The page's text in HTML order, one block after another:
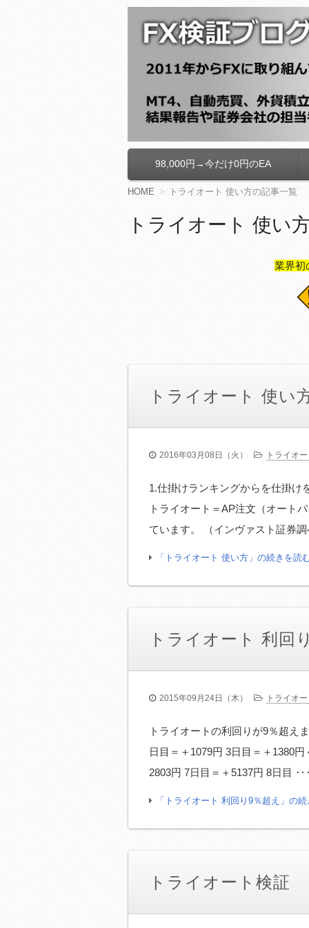
FX検証ブログ
ン
テ
へ
98,000円→今だけ0円のEA
HOME トライオート 使い方の記事一覧
トライオート 使い
業界初
トライオート 使い
2016年03月08日（火） トライオ
1.仕掛けランキングからを仕掛け
トライオート＝AP注文（オート
ています。 （インヴァスト証券
「トライオート 使い方」の続きを読
トライオート 利回
2015年09月24日（木） トライオ
トライオートの利回りが9％超え
日目＝＋1079円 3日目＝＋1380
2803円 7日目＝＋5137円 8日目
「トライオート 利回り9％超え」の
トライオート検証